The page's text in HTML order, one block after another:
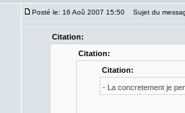
Posté le: 16 Aoû 2007 15:50 Sujet du
Citation:
Citation:
Citation:
- La concretement je